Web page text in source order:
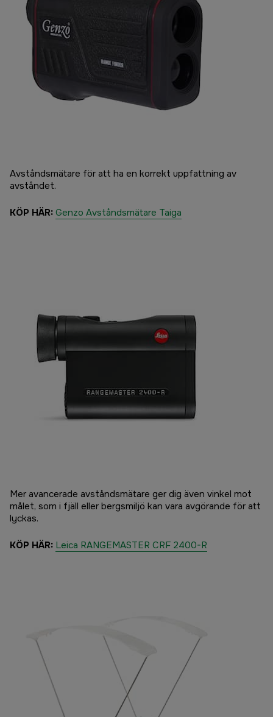
Avståndsmätare för att ha en korrekt uppfattning av
avståndet.
KÖP HÄR: Genzo Avståndsmätare Taiga
Mer avancerade avståndsmätare ger dig även vinkel mot
målet, som i fjäll eller bergsmiljö kan vara avgörande för att
lyckas.
KÖP HÄR: Leica RANGEMASTER CRF 2400-R